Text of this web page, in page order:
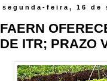
segunda-feira, 16 de
FAERN
DE ITR; PRAZO